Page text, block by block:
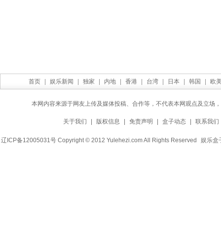
首页 娱乐新闻 独家 内地 香港 台湾 日本 韩国 欧
本网内容来源于网友上传及媒体投稿、合作等，不代表本网观点及立场
关于我们 版权信息 免责声明 盒子动态 联系我们
辽ICP备12005031号 Copyright © 2012 Yulehezi.com All Rights Reserved 娱乐盒